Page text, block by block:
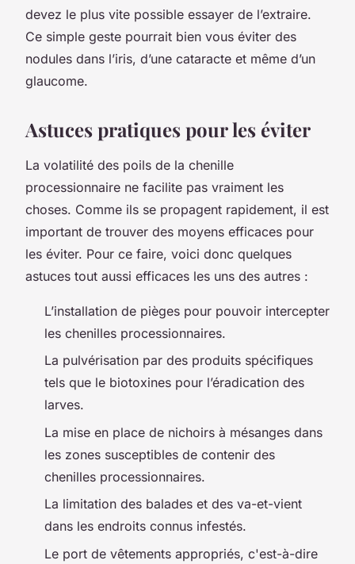
devez le plus vite possible essayer de l’extraire.
Ce simple geste pourrait bien vous éviter des
nodules dans l’iris, d’une cataracte et même d’un
glaucome.
Astuces pratiques pour les éviter
La volatilité des poils de la chenille
processionnaire ne facilite pas vraiment les
choses. Comme ils se propagent rapidement, il est
important de trouver des moyens efficaces pour
les éviter. Pour ce faire, voici donc quelques
astuces tout aussi efficaces les uns des autres :
L’installation de pièges pour pouvoir intercepter
les chenilles processionnaires.
La pulvérisation par des produits spécifiques
tels que le biotoxines pour l’éradication des
larves.
La mise en place de nichoirs à mésanges dans
les zones susceptibles de contenir des
chenilles processionnaires.
La limitation des balades et des va-et-vient
dans les endroits connus infestés.
Le port de vêtements appropriés, c'est-à-dire